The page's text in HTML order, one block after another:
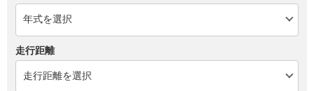
走行距離